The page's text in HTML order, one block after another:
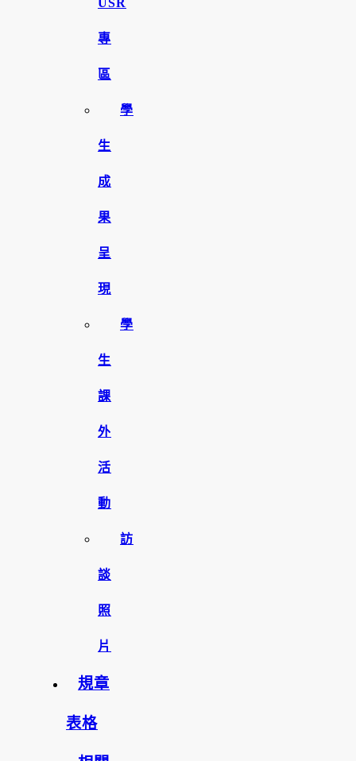
專
區
學
生
成
果
呈
現
學
生
課
外
活
動
訪
談
照
片
規章
表格